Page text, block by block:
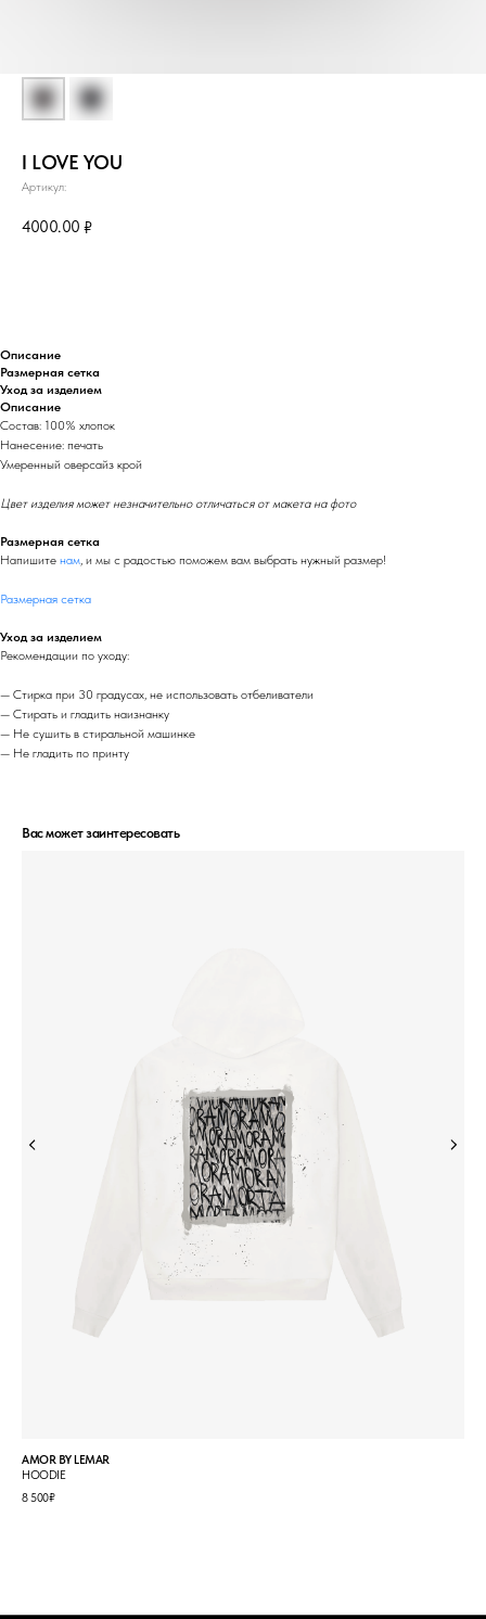
I LOVE YOU
Артикул:
4000.00 ₽
Описание
Размерная сетка
Уход за изделием
Описание
Состав: 100% хлопок
Нанесение: печать
Умеренный оверсайз крой
Цвет изделия может незначительно отличаться от макета на фото
Размерная сетка
Напишите нам , и мы с радостью поможем вам выбрать нужный размер!
Размерная сетка
Уход за изделием
Рекомендации по уходу:
— Стирка при 30 градусах, не использовать отбеливатели
— Стирать и гладить наизнанку
— Не сушить в стиральной машинке
— Не гладить по принту
Вас может заинтересовать
AMOR BY LEMAR
HOODIE
8 500₽